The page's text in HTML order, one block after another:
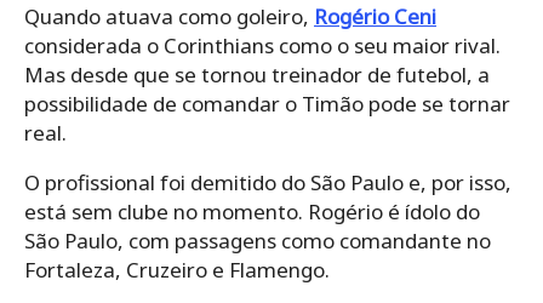
Quando atuava como goleiro, Rogério Ceni
considerada o Corinthians como o seu maior rival.
Mas desde que se tornou treinador de futebol, a
possibilidade de comandar o Timão pode se tornar
real.
O profissional foi demitido do São Paulo e, por isso,
está sem clube no momento. Rogério é ídolo do
São Paulo, com passagens como comandante no
Fortaleza, Cruzeiro e Flamengo.